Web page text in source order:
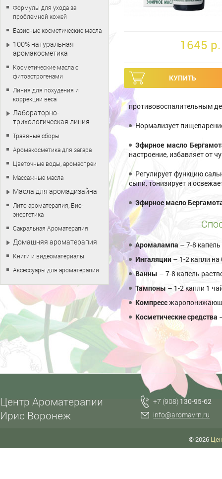
1645 p.
противовоспалительным
Нормализует
Эфирное масло
настроение, избавляет от
Регулирует функцию
сыпи, тонизирует и
Эфирное масло
Аромалампа – 7-8
Ингаляции – 1-2 капли
Ванны – 7-8 капель
Тампоны – 1-2 капли 1
Компресс
Косметические средства
Формулы для ухода за
проблемной кожей
Базисные косметические масла
100% натуральная
аромакосметика
Косметические масла с
фитоэстрогенами
Линия для похудения и
коррекции веса
Лабораторно-
трихологическая линия
Травяные сборы
Аромакосметика для загара
Цветочные воды, аромаспреи
Массажные масла
Масла для аромадизайна
Лито-ароматерапия, Био-
энергетика
Сакральная Ароматерапия
Домашняя ароматерапия
Книги и видеоматериалы
Аксессуары для ароматерапии
Центр Ароматерапии
Ирис Воронеж
+7 (908) 130-95-62
info@aromavrn.ru
© 2026